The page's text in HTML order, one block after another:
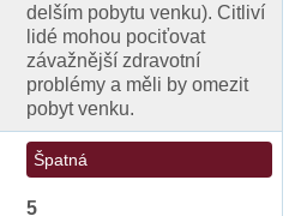
delším pobytu venku). Citliví
lidé mohou pociťovat
závažnější zdravotní
problémy a měli by omezit
pobyt venku.
Špatná
5